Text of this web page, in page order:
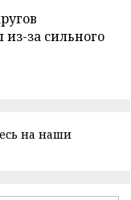
за сильного
на наши